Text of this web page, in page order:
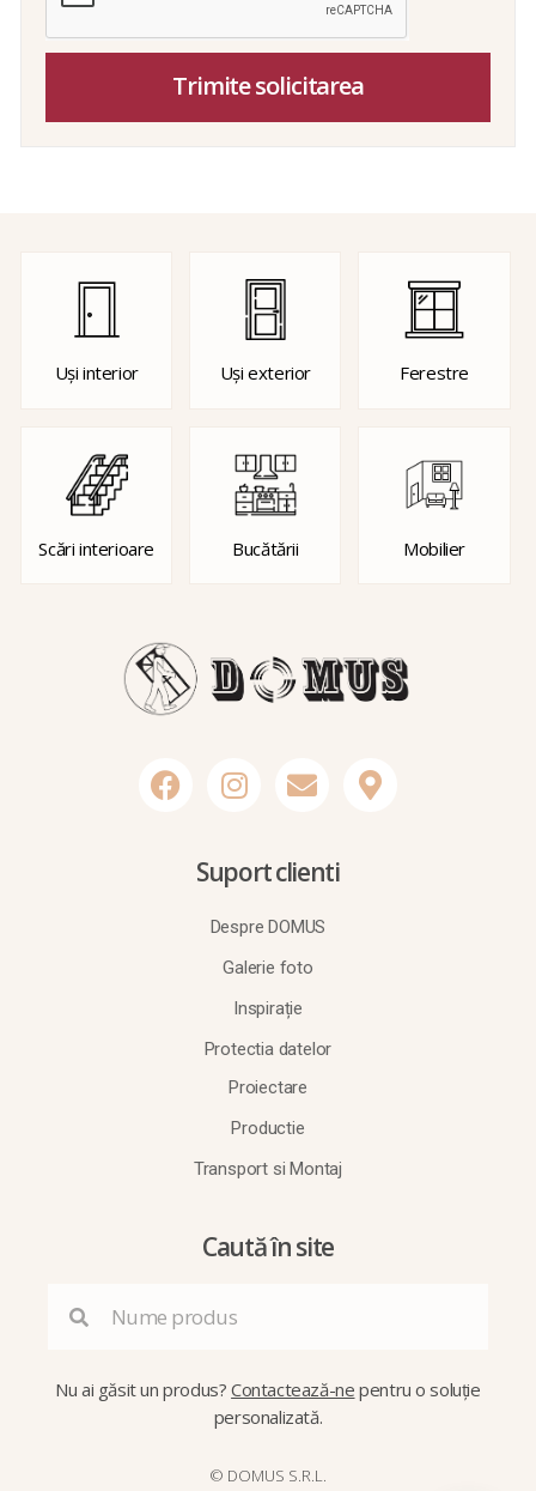
Trimite solicitarea
Uși interior Uși exterior Ferestre
Scări interioare Bucătării Mobilier
Suport clienti
Despre DOMUS
Galerie foto
Inspirație
Protectia datelor
Proiectare
Productie
Transport si Montaj
Caută în site
Nu ai găsit un produs?Contactează-ne pentru o soluție
personalizată.
© DOMUS S.R.L.